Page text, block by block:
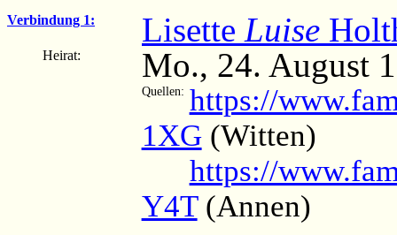
Verbindung 1: Lisette Luise
Heirat: Mo., 24. August
Quellen: https://
1XG(Witten)
https://
Y4T(Annen)